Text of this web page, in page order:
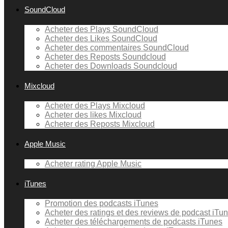
SoundCloud
Acheter des Plays SoundCloud
Acheter des Likes SoundCloud
Acheter des commentaires SoundCloud
Acheter des Reposts Soundcloud
Acheter des Downloads Soundcloud
Mixcloud
Acheter des Plays Mixcloud
Acheter des likes Mixcloud
Acheter des Reposts Mixcloud
Apple Music
Acheter rating Apple Music
iTunes
Promotion des podcasts iTunes
Acheter des ratings et des reviews de podcast
Acheter des téléchargements de podcasts iTunes